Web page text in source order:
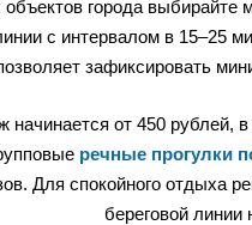
города
с интервалом в 15–25
зафиксировать
начинается от 450
речные прогулки
Для спокойного отдыха
береговой линии